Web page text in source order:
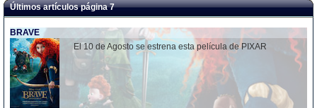
Últimos artículos página 7
BRAVE
El 10 de Agosto se estrena esta película de PIXAR